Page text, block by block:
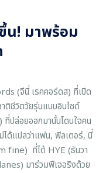
น! มาพร้อม
(จีนี่ เรคคอร์ดส) ที่เปิด
ติชีวิตวัยรุ่นแบบอินไซด์
ปล่อยออกมานั้นโดนใจคน
ได้แปลว่าแฟน, ฟิลเตอร์, นี่
fine) ที่ได้ HYE (ธันวา
มาร่วมฟีเจอริงด้วย